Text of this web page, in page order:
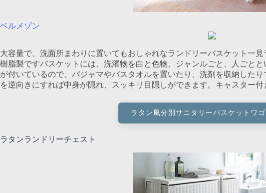
ベルメゾン
大容量で、洗面所まわりに置いてもおしゃれなランドリーバスケット一
樹脂製ですバスケットには、洗濯物を白と色物、ジャンルごと、人ごと
が付いているので、パジャマやバスタオルを置いたり、洗剤を収納した
を逆向きにすれば中身が隠れ、スッキリ目隠しができます。キャスター
ラタン風分別サニタリーバスケットワゴ
ラタンランドリーチェスト